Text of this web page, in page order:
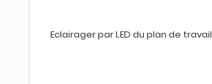
Eclairager par LED du plan de travail